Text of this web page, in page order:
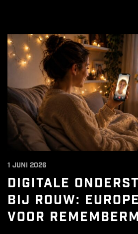
1 juni 2026
DIGITALE
BIJ ROUW:
VOOR